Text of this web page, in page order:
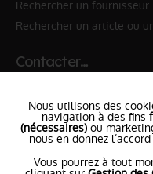
Rechercher un fournisseur
Rechercher un article ou
Contacter…
✆ 18№National
le SDISle plus
Nous utilisons des
navigation à des fins
(nécessaires) ou
nous en donnez
Vous pourrez à tout